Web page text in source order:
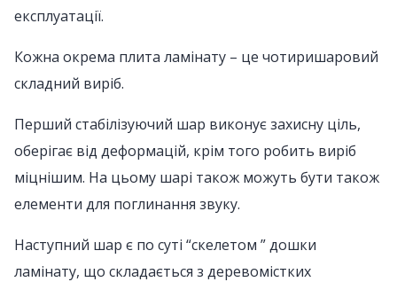
експлуатації.
Кожна окрема плита ламінату – це чотиришаровий
складний виріб.
Перший стабілізуючий шар виконує захисну ціль,
оберігає від деформацій, крім того робить виріб
міцнішим. На цьому шарі також можуть бути також
елементи для поглинання звуку.
Наступний шар є по суті “скелетом ” дошки
ламінату, що складається з деревомістких